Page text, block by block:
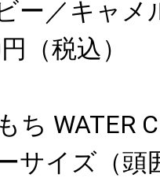
ー／キャメ
（税込）
ち WATER
サイズ（頭